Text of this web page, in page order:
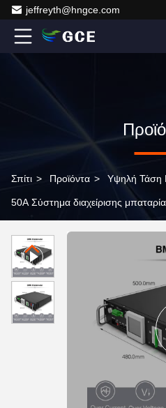
jeffreyth@hngce.com
Σπίτι > Προϊόντα > Υψηλή Τάση
50A Σύστημα διαχείρισης
Goodwe Inverter